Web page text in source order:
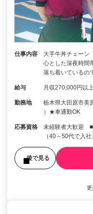
仕事内容
大手牛丼チェーン
心とした深夜時間
落ち着いているの
給与 月収270,000円以
勤務地
栃木県大田原市美
）★車通勤OK
応募資格
未経験者大歓迎 ■
（40～50代で入
後で見る